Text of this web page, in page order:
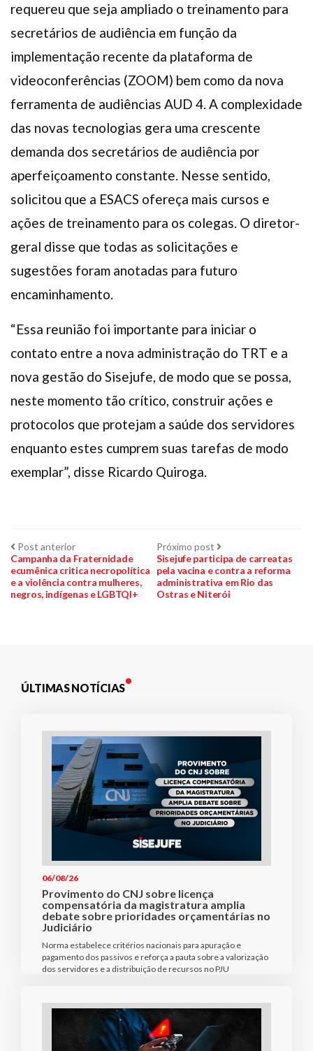
requereu que seja ampliado o treinamento para
secretários de audiência em função da
implementação recente da plataforma de
videoconferências (ZOOM) bem como da nova
ferramenta de audiências AUD 4. A complexidade
das novas tecnologias gera uma crescente
demanda dos secretários de audiência por
aperfeiçoamento constante. Nesse sentido,
solicitou que a ESACS ofereça mais cursos e
ações de treinamento para os colegas. O diretor-
geral disse que todas as solicitações e
sugestões foram anotadas para futuro
encaminhamento.
“Essa reunião foi importante para iniciar o
contato entre a nova administração do TRT e a
nova gestão do Sisejufe, de modo que se possa,
neste momento tão crítico, construir ações e
protocolos que protejam a saúde dos servidores
enquanto estes cumprem suas tarefas de modo
exemplar”, disse Ricardo Quiroga.
Navegação
de
Post
Post anteriorPost
anterior:
Campanha da Fraternidade
ecumênica critica necropolítica
e a violência contra mulheres,
negros, indígenas e LGBTQI+
Próximo post Próximo
post:
Sisejufe participa de carreatas
pela vacina e contra a reforma
administrativa em Rio das
Ostras e Niterói
ÚLTIMAS NOTÍCIAS
06/08/26
Provimento do CNJ sobre licença
compensatória da magistratura amplia
debate sobre prioridades orçamentárias no
Judiciário
Norma estabelece critérios nacionais para apuração e
pagamento dos passivos e reforça a pauta sobre a valorização
dos servidores e a distribuição de recursos no PJU